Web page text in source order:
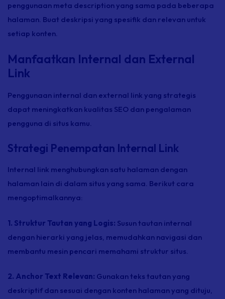
penggunaan meta descriptionyang sama pada beberapa
halaman. Buat deskripsi yang spesifik dan relevan untuk
setiap konten.
Manfaatkan Internal dan External
Link
Penggunaan internal dan external link yang strategis
dapat meningkatkan kualitas SEO dan pengalaman
pengguna di situs kamu.
Strategi Penempatan Internal Link
Internal link menghubungkan satu halaman dengan
halaman lain di dalam situs yang sama. Berikut cara
mengoptimalkannya:
1. Struktur Tautan yang Logis: Susun tautan internal
dengan hierarki yang jelas, memudahkan navigasi dan
membantu mesin pencari memahami struktur situs.
2. Anchor Text Relevan: Gunakan teks tautan yang
deskriptif dan sesuai dengan konten halaman yang dituju,